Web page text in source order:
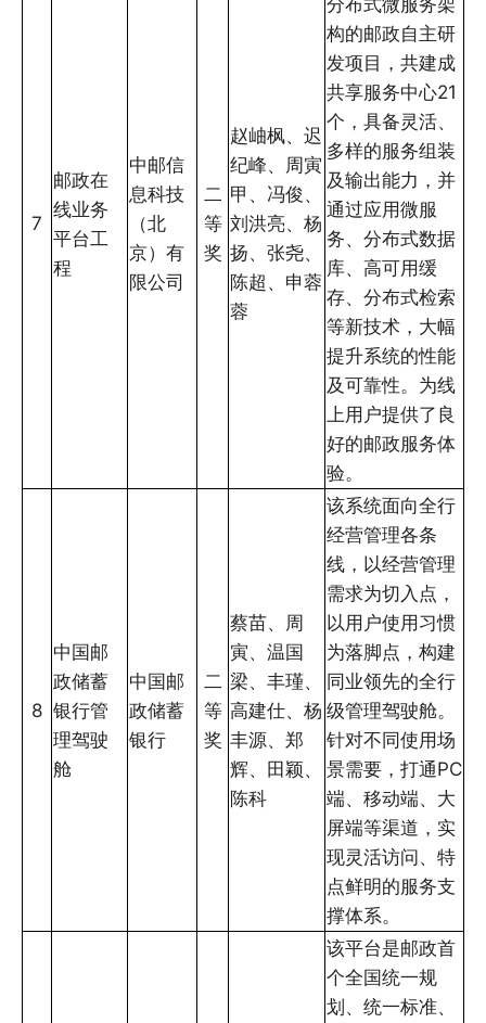
7
邮政在
线业务
平台工
程
中邮信
息科技
（北
京）有
限公司
二
等
奖
赵岫枫、迟
纪峰、周寅
甲、冯俊、
刘洪亮、杨
扬、张尧、
陈超、申蓉
蓉
构的邮政自主研
发项目，共建成
共享服务中心21
个，具备灵活、
多样的服务组装
及输出能力，并
通过应用微服
务、分布式数据
库、高可用缓
存、分布式检索
等新技术，大幅
提升系统的性能
及可靠性。为线
上用户提供了良
好的邮政服务体
验。
8
中国邮
政储蓄
银行管
理驾驶
舱
中国邮
政储蓄
银行
二
等
奖
蔡苗、周
寅、温国
梁、丰瑾、
高建仕、杨
丰源、郑
辉、田颖、
陈科
该系统面向全行
经营管理各条
线，以经营管理
需求为切入点，
以用户使用习惯
为落脚点，构建
同业领先的全行
级管理驾驶舱。
针对不同使用场
景需要，打通PC
端、移动端、大
屏端等渠道，实
现灵活访问、特
点鲜明的服务支
撑体系。
该平台是邮政首
个全国统一规
划、统一标准、